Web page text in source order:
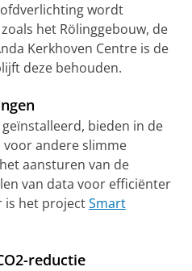
wordt
het Rölinggebouw, de
Kerkhoven Centre is de
deze behouden.
bieden in de
andere slimme
aansturen van de
van data voor efficiënter
is het projectSmart
reductie